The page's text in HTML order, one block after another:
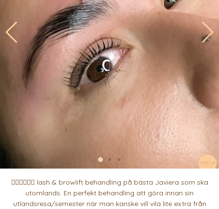
👆🏽👆🏽👆🏽 lash & browlift behandling på bästa Javiera som ska
utomlands. En perfekt behandling att göra innan sin
utlandsresa/semester när man kanske vill vila lite extra från